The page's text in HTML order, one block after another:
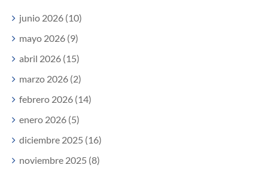
junio 2026 (10)
mayo 2026 (9)
abril 2026 (15)
marzo 2026 (2)
febrero 2026 (14)
enero 2026 (5)
diciembre 2025 (16)
noviembre 2025 (8)